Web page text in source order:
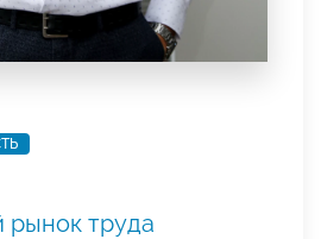
труда